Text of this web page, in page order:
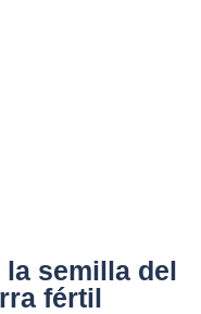
semilla del
fértil